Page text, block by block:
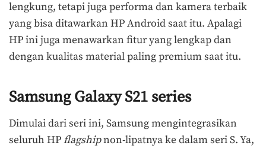
lengkung, tetapi juga performa dan kamera terbaik
yang bisa ditawarkan HP Android saat itu. Apalagi
HP ini juga menawarkan fitur yang lengkap dan
dengan kualitas material paling premium saat itu.
Samsung Galaxy S21 series
Dimulai dari seri ini, Samsung mengintegrasikan
seluruh HPflagshipnon-lipatnya ke dalam seri S. Ya,